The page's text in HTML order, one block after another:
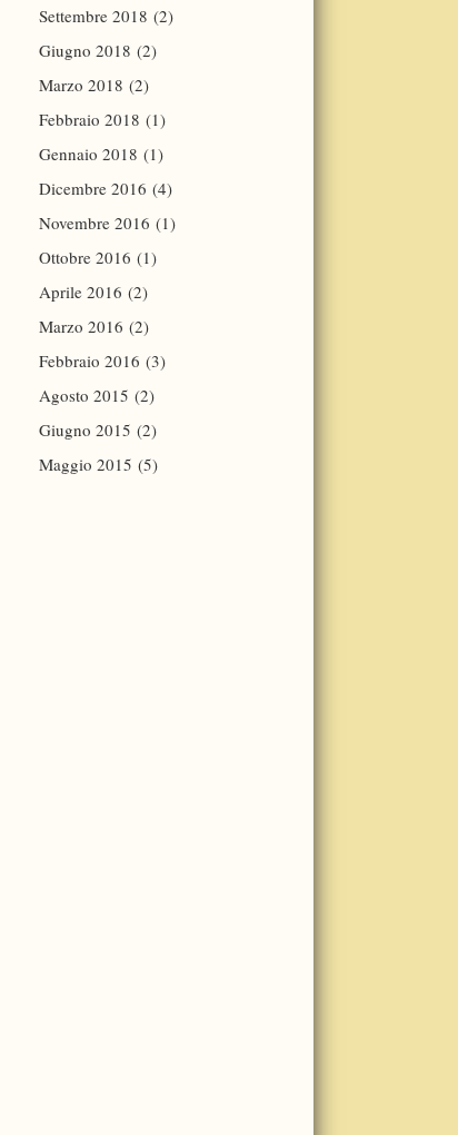
Settembre 2018 (2)
Giugno 2018 (2)
Marzo 2018 (2)
Febbraio 2018 (1)
Gennaio 2018 (1)
Dicembre 2016 (4)
Novembre 2016 (1)
Ottobre 2016 (1)
Aprile 2016 (2)
Marzo 2016 (2)
Febbraio 2016 (3)
Agosto 2015 (2)
Giugno 2015 (2)
Maggio 2015 (5)